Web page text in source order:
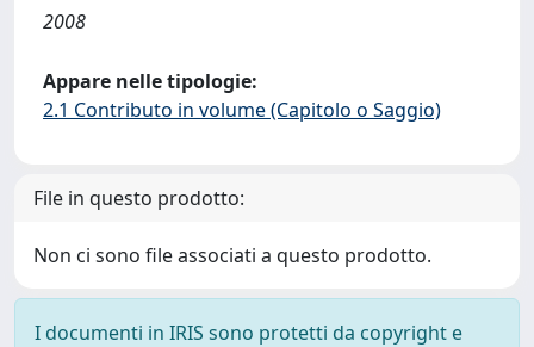
2008
Appare nelle tipologie:
2.1 Contributo in volume (Capitolo o Saggio)
File in questo prodotto:
Non ci sono file associati a questo prodotto.
I documenti in IRIS sono protetti da copyright e